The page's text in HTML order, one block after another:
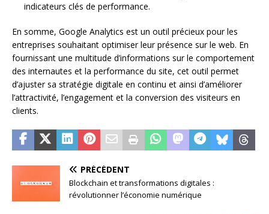
indicateurs clés de performance.
En somme, Google Analytics est un outil précieux pour les
entreprises souhaitant optimiser leur présence sur le web. En
fournissant une multitude d’informations sur le comportement
des internautes et la performance du site, cet outil permet
d’ajuster sa stratégie digitale en continu et ainsi d’améliorer
l’attractivité, l’engagement et la conversion des visiteurs en
clients.
PRÉCÉDENT
Blockchain et transformations digitales :
révolutionner l’économie numérique